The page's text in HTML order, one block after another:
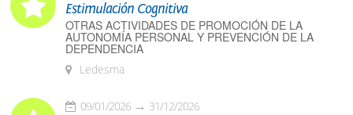
Estimulación Cognitiva
OTRAS ACTIVIDADES DE PROMOCIÓN DE LA
AUTONOMÍA PERSONAL Y PREVENCIÓN DE LA
DEPENDENCIA
Ledesma
09/01/2026 31/12/2026